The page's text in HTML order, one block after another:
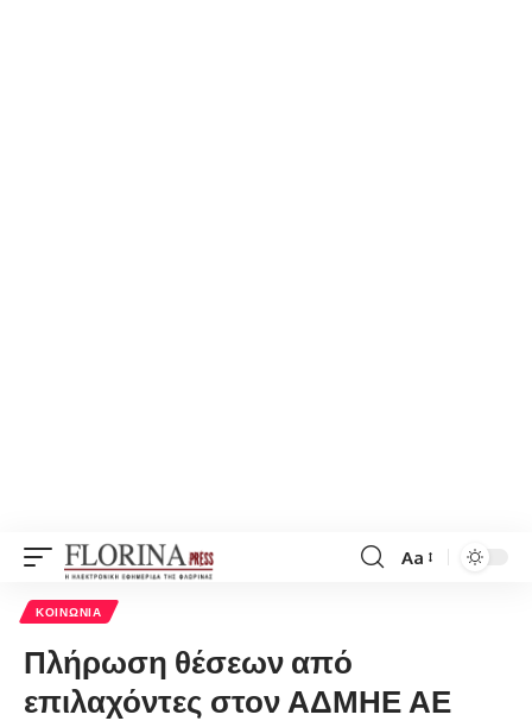
Font
Aa
ΚΟΙΝΩΝΊΑ
Πλήρωση θέσεων από
επιλαχόντες στον ΑΔΜΗΕ ΑΕ